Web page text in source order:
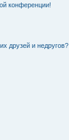
конференции!
друзей и недругов?